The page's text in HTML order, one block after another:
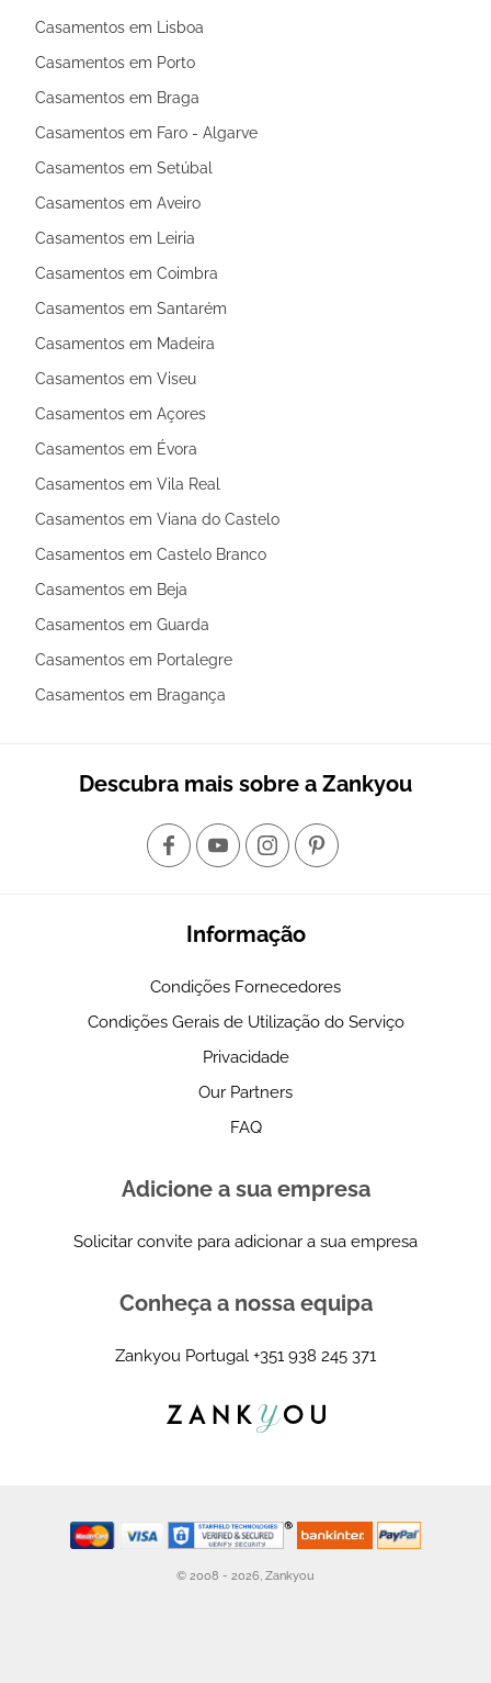
Casamentos em Lisboa
Casamentos em Porto
Casamentos em Braga
Casamentos em Faro - Algarve
Casamentos em Setúbal
Casamentos em Aveiro
Casamentos em Leiria
Casamentos em Coimbra
Casamentos em Santarém
Casamentos em Madeira
Casamentos em Viseu
Casamentos em Açores
Casamentos em Évora
Casamentos em Vila Real
Casamentos em Viana do Castelo
Casamentos em Castelo Branco
Casamentos em Beja
Casamentos em Guarda
Casamentos em Portalegre
Casamentos em Bragança
Descubra mais sobre a Zankyou
Informação
Condições Fornecedores
Condições Gerais de Utilização do Serviço
Privacidade
Our Partners
FAQ
Adicione a sua empresa
Solicitar convite para adicionar a sua empresa
Conheça a nossa equipa
Zankyou Portugal +351 938 245 371
© 2008 - 2026, Zankyou